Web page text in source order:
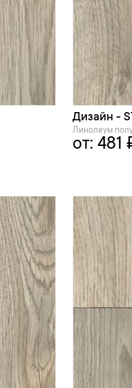
Дизайн -
Линолеум
от: 481